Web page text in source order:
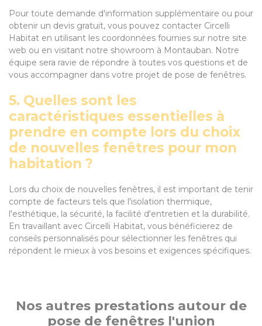
Pour toute demande d'information supplémentaire ou pour
obtenir un devis gratuit, vous pouvez contacter Circelli
Habitat en utilisant les coordonnées fournies sur notre site
web ou en visitant notre showroom à Montauban. Notre
équipe sera ravie de répondre à toutes vos questions et de
vous accompagner dans votre projet de pose de fenêtres.
5. Quelles sont les
caractéristiques essentielles à
prendre en compte lors du choix
de nouvelles fenêtres pour mon
habitation ?
Lors du choix de nouvelles fenêtres, il est important de tenir
compte de facteurs tels que l'isolation thermique,
l'esthétique, la sécurité, la facilité d'entretien et la durabilité.
En travaillant avec Circelli Habitat, vous bénéficierez de
conseils personnalisés pour sélectionner les fenêtres qui
répondent le mieux à vos besoins et exigences spécifiques.
Nos autres prestations autour de
pose de fenêtres l'union